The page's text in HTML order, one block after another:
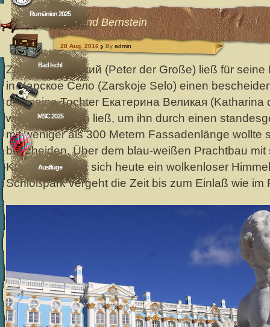
Rumänien 2025
Bad Ischl
MSC 2025
Ausflüge
Gold und Bernstein
28 Aug. 2016 By admin
Zar Пётр Вели́кий (Peter der Große) ließ für seine
in Царское Село (Zarskoje Selo) einen
den seine Tochter Екатерина Великая (Katharina
wieder abreißen ließ, um ihn durch einen
mit weniger als 300 Metern Fassadenlänge wollte
bescheiden. Über dem blau-weißen Prachtbau
Kuppeln spannt sich heute ein wolkenloser
Schloßpark vergeht die Zeit bis zum Einlaß wie im